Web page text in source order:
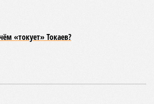
Европы, Австралия, Ближний Восток,
районы Бразилии и Африки к югу от
гореть всё чаще и чаще,
общемировую статистику; сотни
без крова, десятки тысяч – гибнут.
в этом. Проблема ещё и в том, что
экосистему, сельское хозяйство
человеком инфраструктуру.
начинают становиться чуть ли не
на фоне глобального потепления,